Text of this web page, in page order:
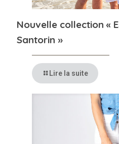
Nouvelle collection «
Santorin »
Lire la suite